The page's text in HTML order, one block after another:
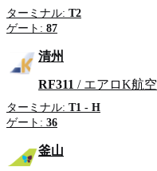
ターミナル: T2
ゲート: 87
清州
RF311 / エアロK航空
ターミナル: T1 - H
ゲート: 36
釜山